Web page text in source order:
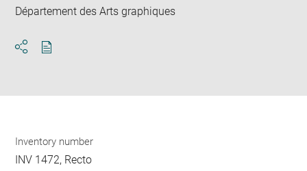
Département des Arts graphiques
Inventory number
INV 1472, Recto